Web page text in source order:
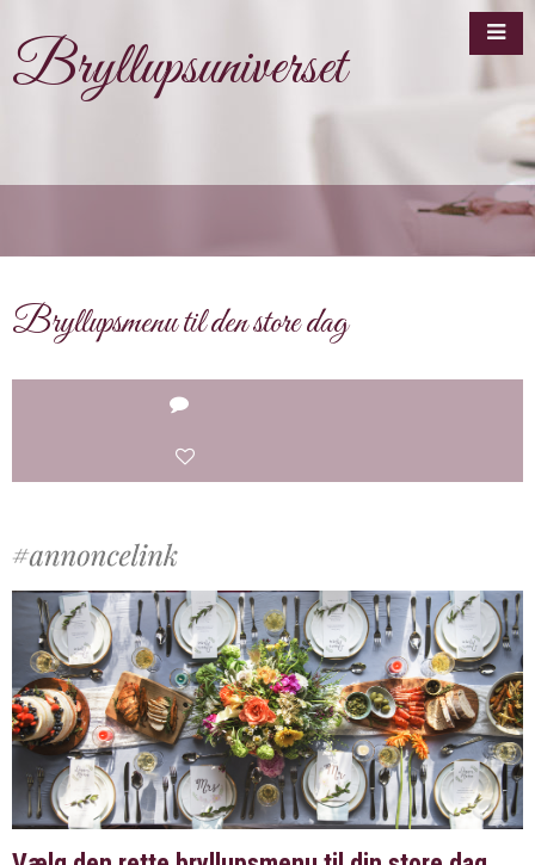
Bryllupsuniverset
Bryllupsmenu til den store dag